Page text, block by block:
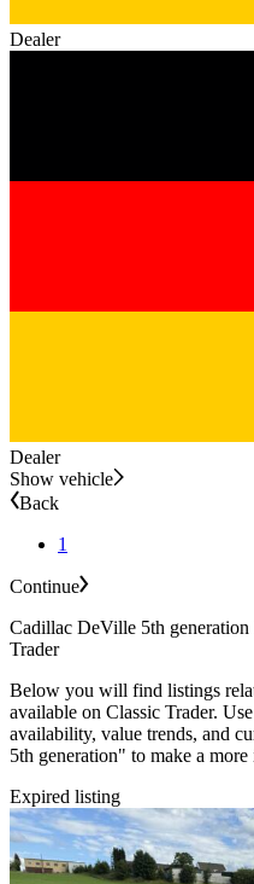
Dealer
Dealer
Show vehicle
Back
1
Continue
Cadillac DeVille 5th
Trader
Below you will find listings
available on Classic Trader.
availability, value trends, and
5th generation" to make a
Expired listing